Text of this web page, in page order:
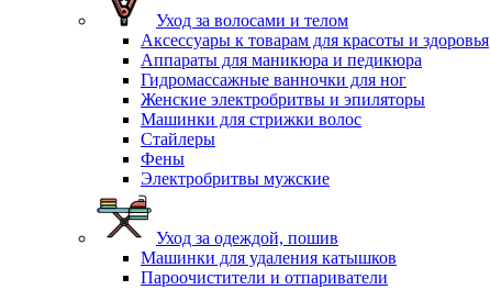
Уход за волосами и телом
Аксессуары к товарам для красоты и здоровья
Аппараты для маникюра и педикюра
Гидромассажные ванночки для ног
Женские электробритвы и эпиляторы
Машинки для стрижки волос
Стайлеры
Фены
Электробритвы мужские
Уход за одеждой, пошив
Машинки для удаления катышков
Пароочистители и отпариватели